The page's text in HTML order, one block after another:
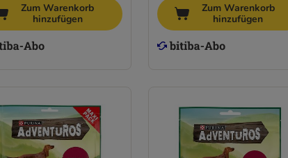
Zum Warenkorb
hinzufügen
Zum Warenkorb
hinzufügen